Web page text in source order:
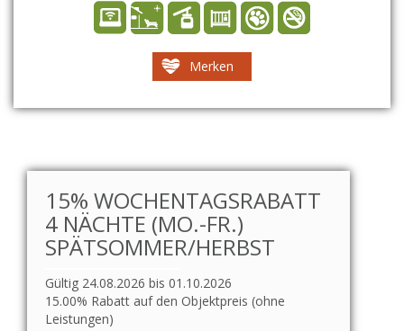
Merken
15% WOCHENTAGSRABATT
4 NÄCHTE (MO.-FR.)
SPÄTSOMMER/HERBST
Gültig 24.08.2026 bis 01.10.2026
15.00% Rabatt auf den Objektpreis (ohne
Leistungen)